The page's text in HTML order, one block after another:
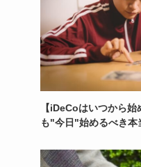
【iDeCoはいつから
も"今日"始めるべき本